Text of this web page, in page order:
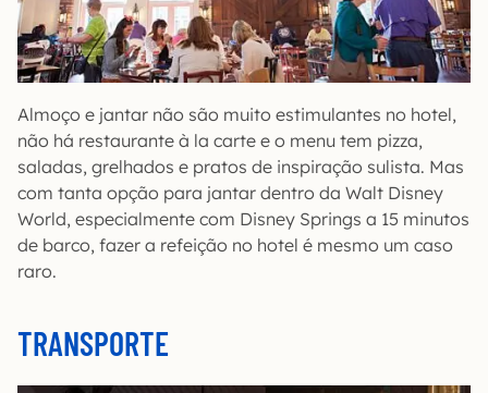
Almoço e jantar não são muito estimulantes no hotel,
não há restaurante à la carte e o menu tem pizza,
saladas, grelhados e pratos de inspiração sulista. Mas
com tanta opção para jantar dentro da Walt Disney
World, especialmente com Disney Springs a 15 minutos
de barco, fazer a refeição no hotel é mesmo um caso
raro.
TRANSPORTE